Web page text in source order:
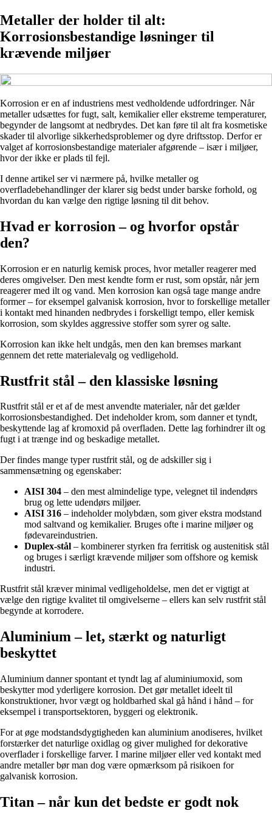
Metaller der holder til alt:
Korrosionsbestandige løsninger til
krævende miljøer
Korrosion er en af industriens mest vedholdende udfordringer. Når
metaller udsættes for fugt, salt, kemikalier eller ekstreme temperaturer,
begynder de langsomt at nedbrydes. Det kan føre til alt fra kosmetiske
skader til alvorlige sikkerhedsproblemer og dyre driftsstop. Derfor er
valget af korrosionsbestandige materialer afgørende – især i miljøer,
hvor der ikke er plads til fejl.
I denne artikel ser vi nærmere på, hvilke metaller og
overfladebehandlinger der klarer sig bedst under barske forhold, og
hvordan du kan vælge den rigtige løsning til dit behov.
Hvad er korrosion – og hvorfor opstår
den?
Korrosion er en naturlig kemisk proces, hvor metaller reagerer med
deres omgivelser. Den mest kendte form er rust, som opstår, når jern
reagerer med ilt og vand. Men korrosion kan også tage mange andre
former – for eksempel galvanisk korrosion, hvor to forskellige metaller
i kontakt med hinanden nedbrydes i forskelligt tempo, eller kemisk
korrosion, som skyldes aggressive stoffer som syrer og salte.
Korrosion kan ikke helt undgås, men den kan bremses markant
gennem det rette materialevalg og vedligehold.
Rustfrit stål – den klassiske løsning
Rustfrit stål er et af de mest anvendte materialer, når det gælder
korrosionsbestandighed. Det indeholder krom, som danner et tyndt,
beskyttende lag af kromoxid på overfladen. Dette lag forhindrer ilt og
fugt i at trænge ind og beskadige metallet.
Der findes mange typer rustfrit stål, og de adskiller sig i
sammensætning og egenskaber:
AISI 304 – den mest almindelige type, velegnet til indendørs
brug og lette udendørs miljøer.
AISI 316 – indeholder molybdæn, som giver ekstra modstand
mod saltvand og kemikalier. Bruges ofte i marine miljøer og
fødevareindustrien.
Duplex-stål – kombinerer styrken fra ferritisk og austenitisk stål
og bruges i særligt krævende miljøer som offshore og kemisk
industri.
Rustfrit stål kræver minimal vedligeholdelse, men det er vigtigt at
vælge den rigtige kvalitet til omgivelserne – ellers kan selv rustfrit stål
begynde at korrodere.
Aluminium – let, stærkt og naturligt
beskyttet
Aluminium danner spontant et tyndt lag af aluminiumoxid, som
beskytter mod yderligere korrosion. Det gør metallet ideelt til
konstruktioner, hvor vægt og holdbarhed skal gå hånd i hånd – for
eksempel i transportsektoren, byggeri og elektronik.
For at øge modstandsdygtigheden kan aluminium anodiseres, hvilket
forstærker det naturlige oxidlag og giver mulighed for dekorative
overflader i forskellige farver. I marine miljøer eller ved kontakt med
andre metaller bør man dog være opmærksom på risikoen for
galvanisk korrosion.
Titan – når kun det bedste er godt nok